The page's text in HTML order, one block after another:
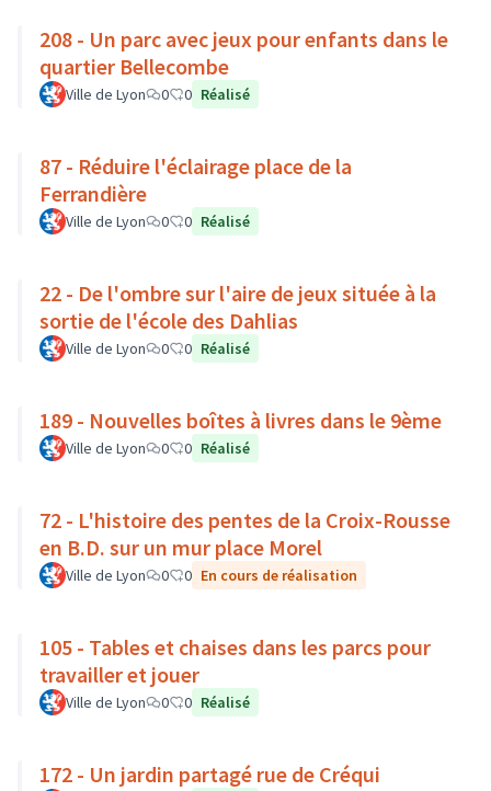
208 - Un parc avec jeux pour enfants dans le
quartier Bellecombe
Ville de Lyon 0 0 Réalisé
87 - Réduire l'éclairage place de la
Ferrandière
Ville de Lyon 0 0 Réalisé
22 - De l'ombre sur l'aire de jeux située à la
sortie de l'école des Dahlias
Ville de Lyon 0 0 Réalisé
189 - Nouvelles boîtes à livres dans le 9ème
Ville de Lyon 0 0 Réalisé
72 - L'histoire des pentes de la Croix-Rousse
en B.D. sur un mur place Morel
Ville de Lyon 0 0 En cours de réalisation
105 - Tables et chaises dans les parcs pour
travailler et jouer
Ville de Lyon 0 0 Réalisé
172 - Un jardin partagé rue de Créqui